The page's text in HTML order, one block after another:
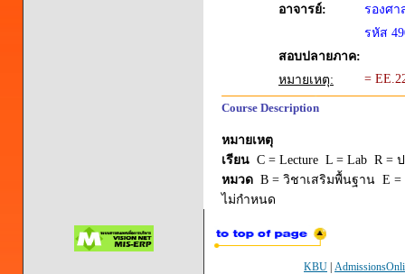
อาจารย์:
รองศ
รหัส
สอบปลายภาค:
หมายเหตุ:
=
Course Description
หมายเหตุ
เรียน C = Lecture L = Lab R =
หมวด B = วิชาเสริมพื้นฐาน E
ไม่กำหนด
KBU